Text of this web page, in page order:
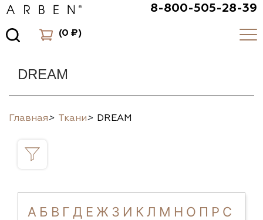
8-800-505-28-39
(0 ₽)
DREAM
Главная> Ткани> DREAM
А Б В Г Д Е Ж З И К Л М Н О П Р С